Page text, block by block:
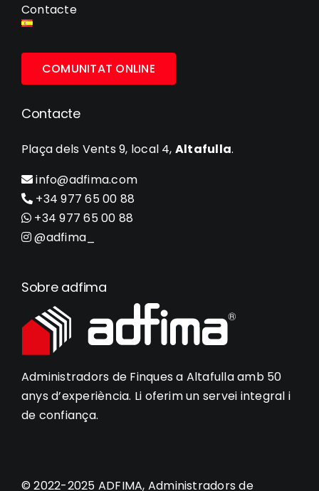
Contacte
COMUNITAT ONLINE
Contacte
Plaça dels Vents 9, local 4, Altafulla.
info@adfima.com
+34 977 65 00 88
+34 977 65 00 88
@adfima_
Sobre adfima
Administradors de Finques a Altafulla amb 50
anys d’experiència. Li oferim un servei integral i
de confiança.
© 2022-2025 ADFIMA, Administradors de